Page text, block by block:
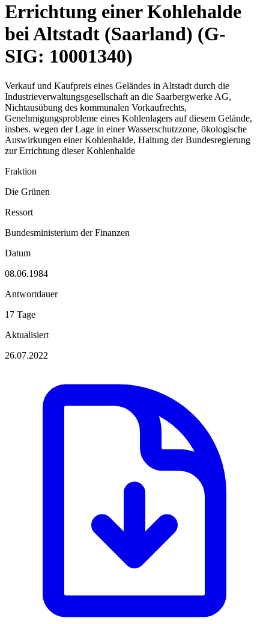
Errichtung einer Kohlehalde
bei Altstadt (Saarland) (G-
SIG: 10001340)
Verkauf und Kaufpreis eines Geländes in Altstadt durch die
Industrieverwaltungsgesellschaft an die Saarbergwerke AG,
Nichtausübung des kommunalen Vorkaufrechts,
Genehmigungsprobleme eines Kohlenlagers auf diesem Gelände,
insbes. wegen der Lage in einer Wasserschutzzone, ökologische
Auswirkungen einer Kohlenhalde, Haltung der Bundesregierung
zur Errichtung dieser Kohlenhalde
Fraktion
Die Grünen
Ressort
Bundesministerium der Finanzen
Datum
08.06.1984
Antwortdauer
17 Tage
Aktualisiert
26.07.2022